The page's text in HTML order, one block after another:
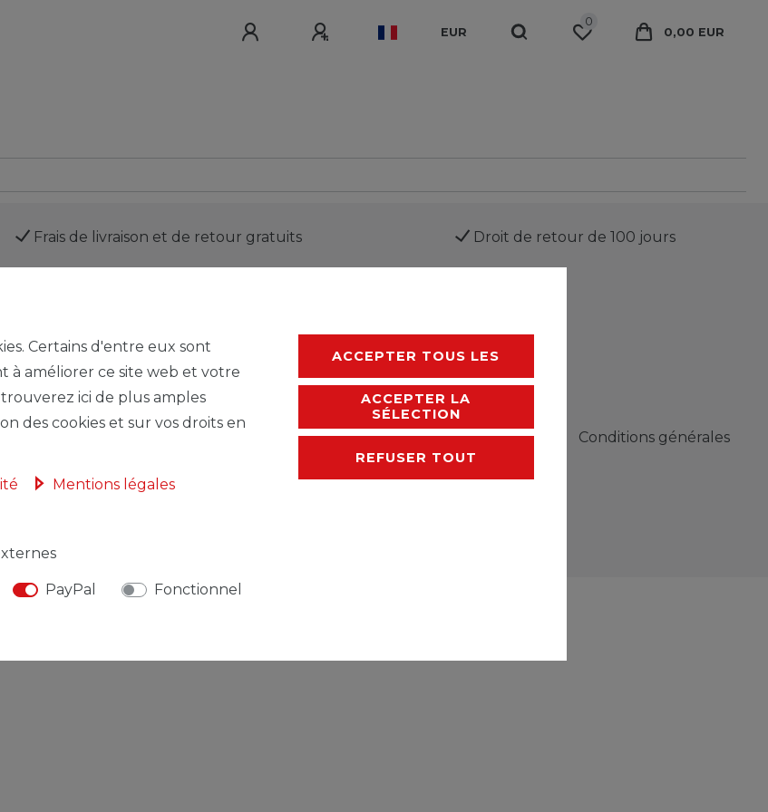
EUR
0
0,00 EUR
Frais de livraison et de retour gratuits Droit de retour de 100 jours
Déclaration de confidentialité Declaration d'accessibilité
Conditions générales
Certains d'entre eux sont
à améliorer ce site web et votre
ici de plus amples
des cookies et sur vos droits en
Mentions légales
PayPal Fonctionnel
ACCEPTER TOUS LES
ACCEPTER LA
SÉLECTION
REFUSER TOUT